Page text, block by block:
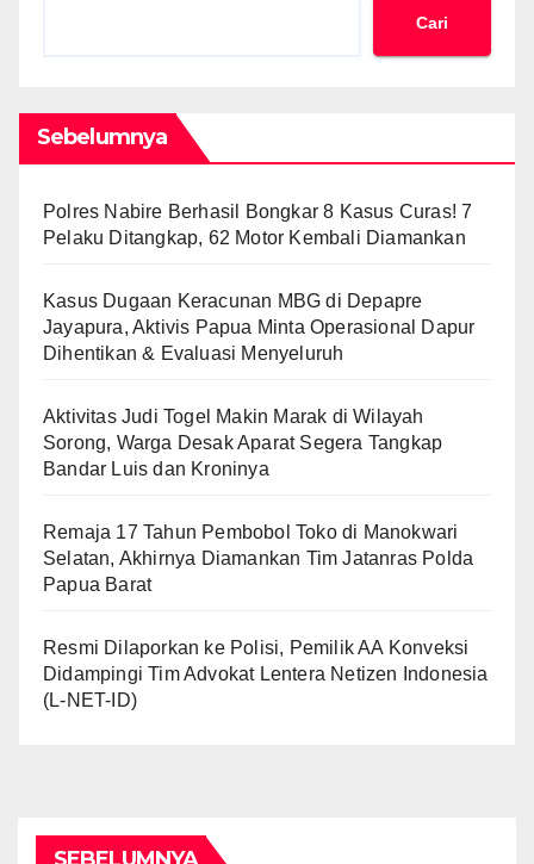
Cari
Sebelumnya
Polres Nabire Berhasil Bongkar 8 Kasus Curas! 7
Pelaku Ditangkap, 62 Motor Kembali Diamankan
Kasus Dugaan Keracunan MBG di Depapre
Jayapura, Aktivis Papua Minta Operasional Dapur
Dihentikan & Evaluasi Menyeluruh
Aktivitas Judi Togel Makin Marak di Wilayah
Sorong, Warga Desak Aparat Segera Tangkap
Bandar Luis dan Kroninya
Remaja 17 Tahun Pembobol Toko di Manokwari
Selatan, Akhirnya Diamankan Tim Jatanras Polda
Papua Barat
Resmi Dilaporkan ke Polisi, Pemilik AA Konveksi
Didampingi Tim Advokat Lentera Netizen Indonesia
(L-NET-ID)